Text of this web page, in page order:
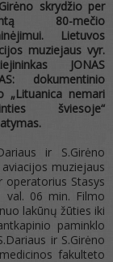
skrydžio per
80-mečio
Lietuvos
muziejaus vyr.
JONAS
dokumentinio
„Lituanica nemari
šviesoje“
ir S.Girėno
muziejaus
operatorius Stasys
06 min. Filmo
lakūnų žūties iki
paminklo
ir S.Girėno
fakulteto